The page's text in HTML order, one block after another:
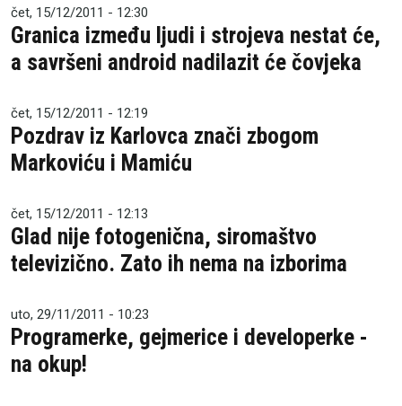
čet, 15/12/2011 - 12:30
Granica između ljudi i strojeva nestat će,
a savršeni android nadilazit će čovjeka
čet, 15/12/2011 - 12:19
Pozdrav iz Karlovca znači zbogom
Markoviću i Mamiću
čet, 15/12/2011 - 12:13
Glad nije fotogenična, siromaštvo
televizično. Zato ih nema na izborima
uto, 29/11/2011 - 10:23
Programerke, gejmerice i developerke -
na okup!